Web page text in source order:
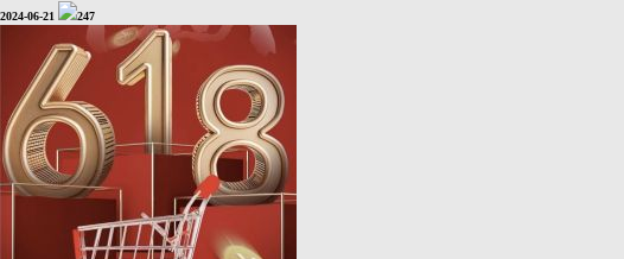
2024-06-21 247